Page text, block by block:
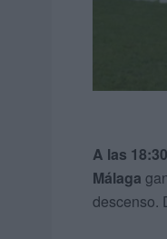
A las
Málaga
descenso.